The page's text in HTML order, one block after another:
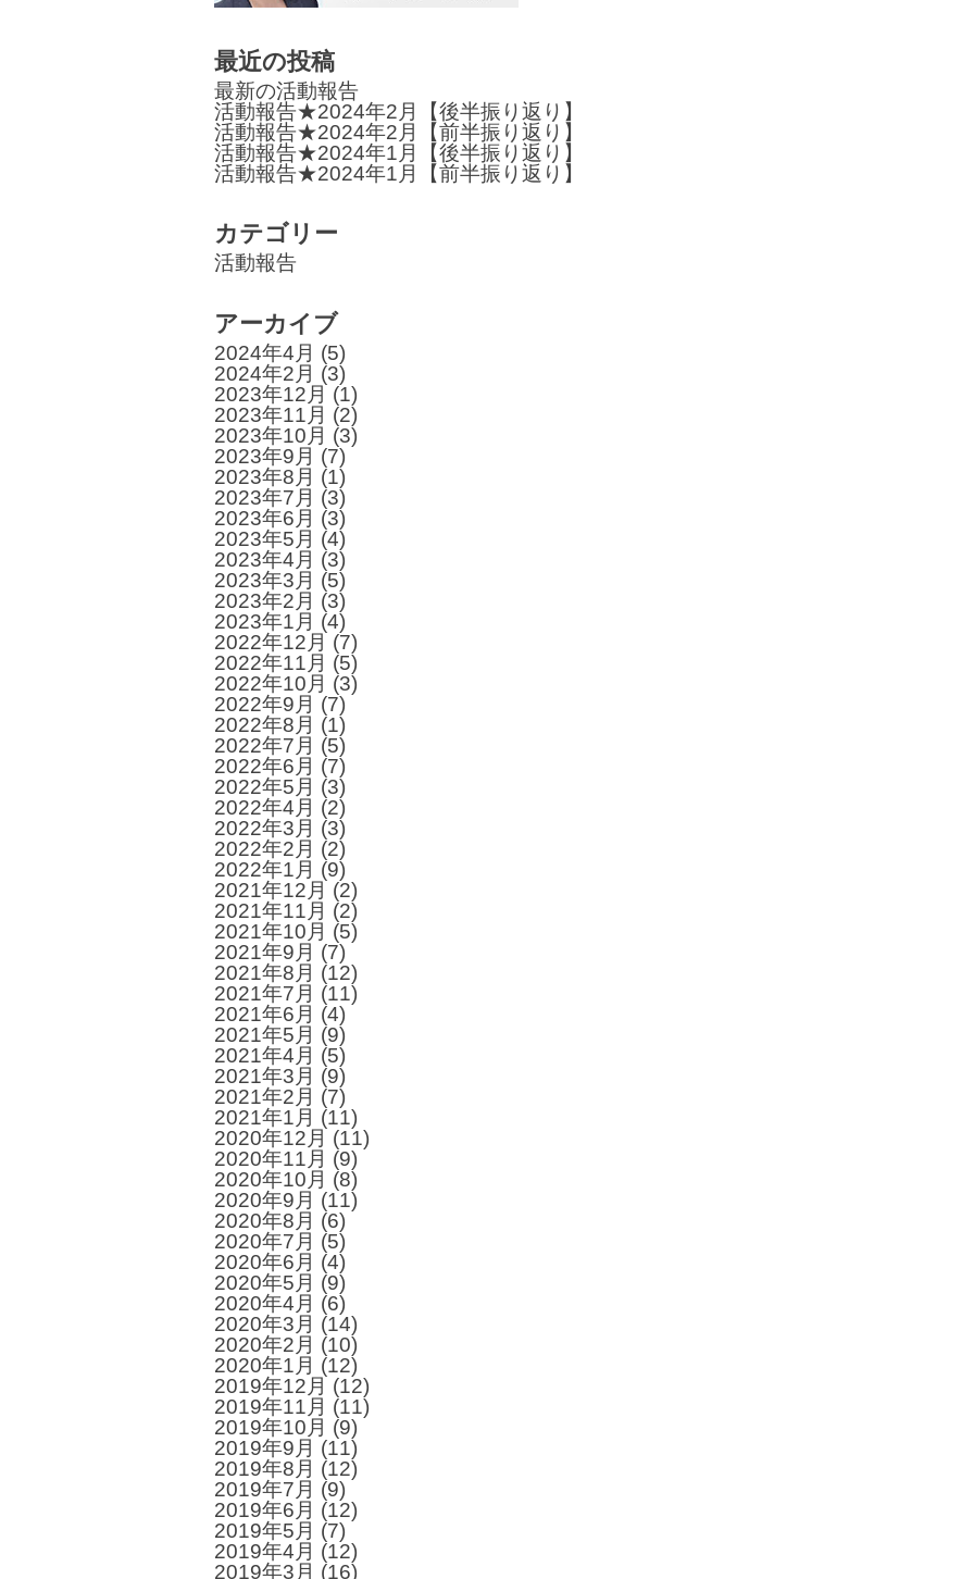
シ
ョ
ン
最近の投稿
最新の活動報告
活動報告★2024年2月【後半振り返り】
活動報告★2024年2月【前半振り返り】
活動報告★2024年1月【後半振り返り】
活動報告★2024年1月【前半振り返り】
カテゴリー
活動報告
アーカイブ
2024年4月 (5)
2024年2月 (3)
2023年12月 (1)
2023年11月 (2)
2023年10月 (3)
2023年9月 (7)
2023年8月 (1)
2023年7月 (3)
2023年6月 (3)
2023年5月 (4)
2023年4月 (3)
2023年3月 (5)
2023年2月 (3)
2023年1月 (4)
2022年12月 (7)
2022年11月 (5)
2022年10月 (3)
2022年9月 (7)
2022年8月 (1)
2022年7月 (5)
2022年6月 (7)
2022年5月 (3)
2022年4月 (2)
2022年3月 (3)
2022年2月 (2)
2022年1月 (9)
2021年12月 (2)
2021年11月 (2)
2021年10月 (5)
2021年9月 (7)
2021年8月 (12)
2021年7月 (11)
2021年6月 (4)
2021年5月 (9)
2021年4月 (5)
2021年3月 (9)
2021年2月 (7)
2021年1月 (11)
2020年12月 (11)
2020年11月 (9)
2020年10月 (8)
2020年9月 (11)
2020年8月 (6)
2020年7月 (5)
2020年6月 (4)
2020年5月 (9)
2020年4月 (6)
2020年3月 (14)
2020年2月 (10)
2020年1月 (12)
2019年12月 (12)
2019年11月 (11)
2019年10月 (9)
2019年9月 (11)
2019年8月 (12)
2019年7月 (9)
2019年6月 (12)
2019年5月 (7)
2019年4月 (12)
2019年3月 (16)